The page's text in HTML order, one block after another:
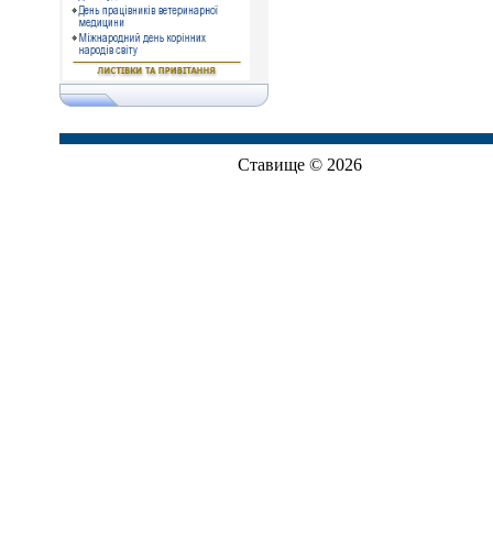
Ставище © 2026